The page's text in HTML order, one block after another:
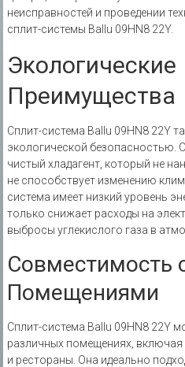
неисправностей и проведении
сплит-системы Ballu 09HN8 22Y.
Экологические
Преимущества
Сплит-система Ballu 09HN8 22Y
экологической безопасностью.
чистый хладагент‚ который не
не способствует изменению
система имеет низкий уровень
только снижает расходы на
выбросы углекислого газа в
Совместимость
Помещениями
Сплит-система Ballu 09HN8 22Y
различных помещениях‚
и рестораны. Она идеально